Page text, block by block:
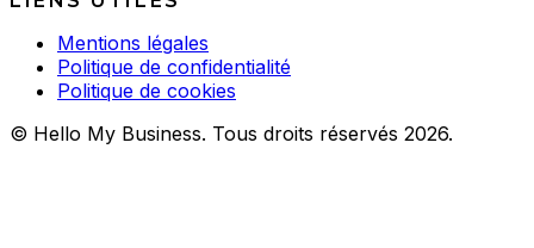
Mentions légales
Politique de confidentialité
Politique de cookies
© Hello My Business. Tous droits réservés 2026.